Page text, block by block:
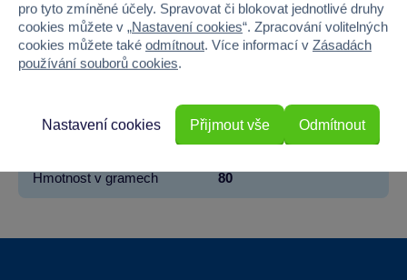
Materiál Dřevo
Šířka
Hmotnost v gramech 80
pro tyto zmíněné účely. Spravovat či blokovat jednotlivé druhy
cookies můžete v „Nastavení cookies“. Zpracování volitelných
cookies můžete také odmítnout. Více informací v Zásadách
používání souborů cookies.
Odmítnout
Nastavení cookies Přijmout vše